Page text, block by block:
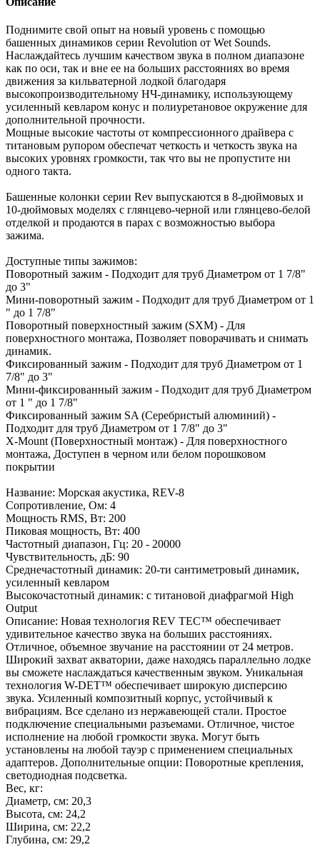
Поднимите свой опыт на новый уровень с помощью
башенных динамиков серии Revolution от Wet Sounds.
Наслаждайтесь лучшим качеством звука в полном диапазоне
как по оси, так и вне ее на больших расстояниях во время
движения за кильватерной лодкой благодаря
высокопроизводительному НЧ-динамику, использующему
усиленный кевларом конус и полиуретановое окружение для
дополнительной прочности.
Мощные высокие частоты от компрессионного драйвера с
титановым рупором обеспечат четкость и четкость звука на
высоких уровнях громкости, так что вы не пропустите ни
одного такта.
Башенные колонки серии Rev выпускаются в 8-дюймовых и
10-дюймовых моделях с глянцево-черной или глянцево-белой
отделкой и продаются в парах с возможностью выбора
зажима.
Доступные типы зажимов:
Поворотный зажим - Подходит для труб Диаметром от 1 7/8"
до 3"
Мини-поворотный зажим - Подходит для труб Диаметром от 1
" до 1 7/8"
Поворотный поверхностный зажим (SXM) - Для
поверхностного монтажа, Позволяет поворачивать и снимать
динамик.
Фиксированный зажим - Подходит для труб Диаметром от 1
7/8" до 3"
Мини-фиксированный зажим - Подходит для труб Диаметром
от 1 " до 1 7/8"
Фиксированный зажим SA (Серебристый алюминий) -
Подходит для труб Диаметром от 1 7/8" до 3"
X-Mount (Поверхностный монтаж) - Для поверхностного
монтажа, Доступен в черном или белом порошковом
покрытии
Название: Морская акустика, REV-8
Сопротивление, Ом: 4
Мощность RMS, Вт: 200
Пиковая мощность, Вт: 400
Частотный диапазон, Гц: 20 - 20000
Чувствительность, дБ: 90
Среднечастотный динамик: 20-ти сантиметровый динамик,
усиленный кевларом
Высокочастотный динамик: с титановой диафрагмой High
Output
Описание: Новая технология REV TEC™ обеспечивает
удивительное качество звука на больших расстояниях.
Отличное, объемное звучание на расстоянии от 24 метров.
Широкий захват акватории, даже находясь параллельно лодке
вы сможете наслаждаться качественным звуком. Уникальная
технология W-DET™ обеспечивает широкую дисперсию
звука. Усиленный композитный корпус, устойчивый к
вибрациям. Все сделано из нержавеющей стали. Простое
подключение специальными разъемами. Отличное, чистое
исполнение на любой громкости звука. Могут быть
установлены на любой тауэр с применением специальных
адаптеров. Дополнительные опции: Поворотные крепления,
светодиодная подсветка.
Вес, кг:
Диаметр, см: 20,3
Высота, см: 24,2
Ширина, см: 22,2
Глубина, см: 29,2